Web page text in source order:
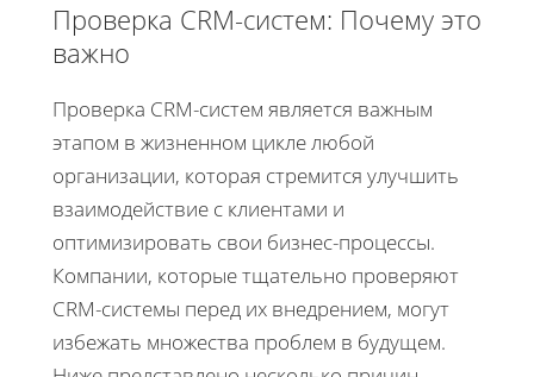
Проверка CRM-систем: Почему это
важно
Проверка CRM-систем является важным
этапом в жизненном цикле любой
организации, которая стремится улучшить
взаимодействие с клиентами и
оптимизировать свои бизнес-процессы.
Компании, которые тщательно проверяют
CRM-системы перед их внедрением, могут
избежать множества проблем в будущем.